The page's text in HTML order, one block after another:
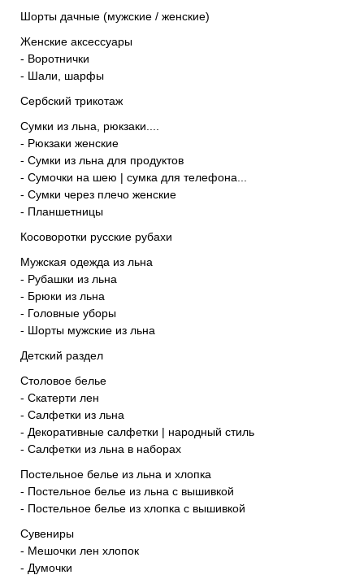
Шорты дачные (мужские / женские)
Женские аксессуары
- Воротнички
- Шали, шарфы
Сербский трикотаж
Сумки из льна, рюкзаки....
- Рюкзаки женские
- Сумки из льна для продуктов
- Сумочки на шею | сумка для телефона...
- Сумки через плечо женские
- Планшетницы
Косоворотки русские рубахи
Мужская одежда из льна
- Рубашки из льна
- Брюки из льна
- Головные уборы
- Шорты мужские из льна
Детский раздел
Столовое белье
- Скатерти лен
- Салфетки из льна
- Декоративные салфетки | народный стиль
- Салфетки из льна в наборах
Постельное белье из льна и хлопка
- Постельное белье из льна с вышивкой
- Постельное белье из хлопка с вышивкой
Сувениры
- Мешочки лен хлопок
- Думочки